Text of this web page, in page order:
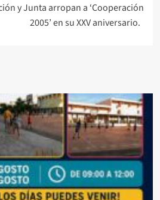
y Junta arropan a ‘Cooperación
2005’ en su XXV aniversario.